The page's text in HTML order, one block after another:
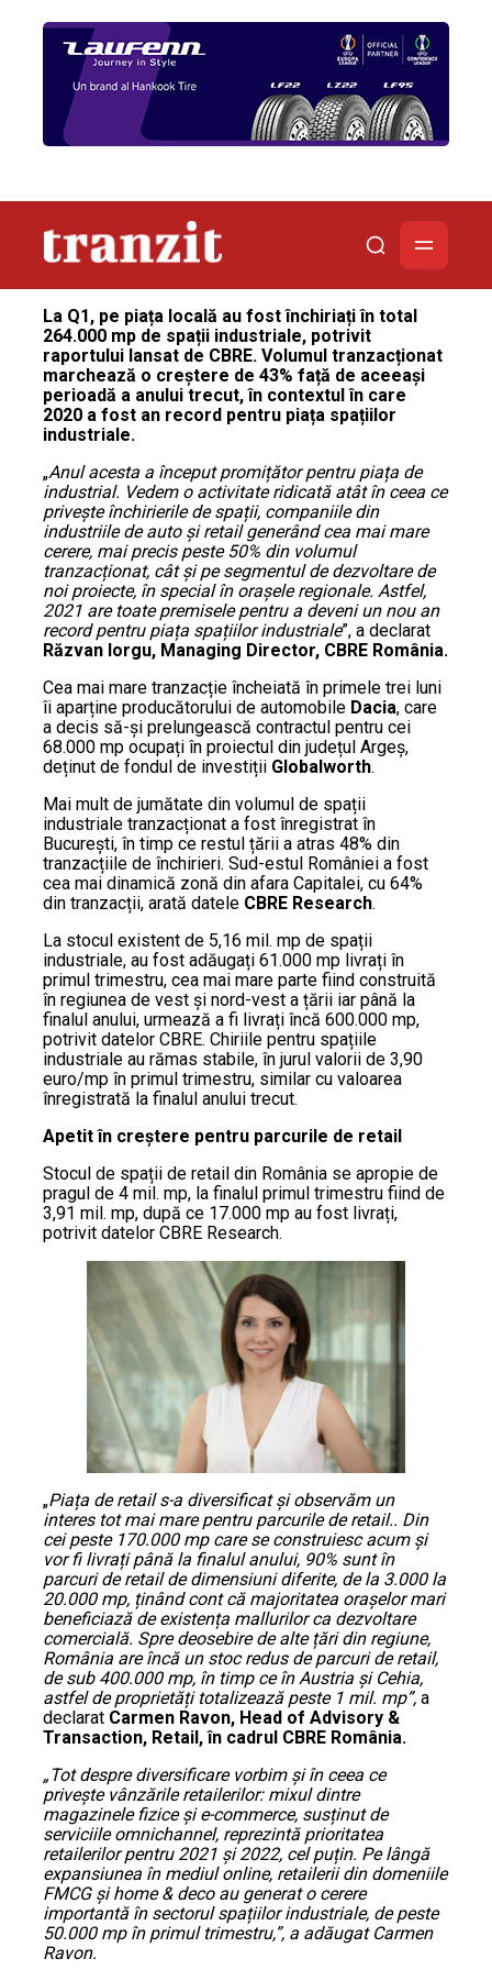
La Q1, pe piața locală au fost închiriați în total
264.000 mp de spații industriale, potrivit
raportului lansat de CBRE. Volumul tranzacționat
marchează o creștere de 43% față de aceeași
perioadă a anului trecut, în contextul în care
2020 a fost an record pentru piața spațiilor
industriale.
„Anul acesta a început promițător pentru piața de
industrial. Vedem o activitate ridicată atât în ceea ce
privește închirierile de spații, companiile din
industriile de auto și retail generând cea mai mare
cerere, mai precis peste 50% din volumul
tranzacționat, cât și pe segmentul de dezvoltare de
noi proiecte, în special în orașele regionale. Astfel,
2021 are toate premisele pentru a deveni un nou an
record pentru piața spațiilor industriale”, a declarat
Răzvan Iorgu, Managing Director, CBRE România.
Cea mai mare tranzacție încheiată în primele trei luni
îi aparține producătorului de automobile Dacia, care
a decis să-și prelungească contractul pentru cei
68.000 mp ocupați în proiectul din județul Argeș,
deținut de fondul de investiții Globalworth.
Mai mult de jumătate din volumul de spații
industriale tranzacționat a fost înregistrat în
București, în timp ce restul țării a atras 48% din
tranzacțiile de închirieri. Sud-estul României a fost
cea mai dinamică zonă din afara Capitalei, cu 64%
din tranzacții, arată datele CBRE Research.
La stocul existent de 5,16 mil. mp de spații
industriale, au fost adăugați 61.000 mp livrați în
primul trimestru, cea mai mare parte fiind construită
în regiunea de vest și nord-vest a țării iar până la
finalul anului, urmează a fi livrați încă 600.000 mp,
potrivit datelor CBRE. Chiriile pentru spațiile
industriale au rămas stabile, în jurul valorii de 3,90
euro/mp în primul trimestru, similar cu valoarea
înregistrată la finalul anului trecut.
Apetit în creștere pentru parcurile de retail
Stocul de spații de retail din România se apropie de
pragul de 4 mil. mp, la finalul primul trimestru fiind de
3,91 mil. mp, după ce 17.000 mp au fost livrați,
potrivit datelor CBRE Research.
„Piața de retail s-a diversificat și observăm un
interes tot mai mare pentru parcurile de retail.. Din
cei peste 170.000 mp care se construiesc acum și
vor fi livrați până la finalul anului, 90% sunt în
parcuri de retail de dimensiuni diferite, de la 3.000 la
20.000 mp, ținând cont că majoritatea orașelor mari
beneficiază de existența mallurilor ca dezvoltare
comercială. Spre deosebire de alte țări din regiune,
România are încă un stoc redus de parcuri de retail,
de sub 400.000 mp, în timp ce în Austria și Cehia,
astfel de proprietăți totalizează peste 1 mil. mp”, a
declarat Carmen Ravon, Head of Advisory &
Transaction, Retail, în cadrul CBRE România.
„Tot despre diversificare vorbim și în ceea ce
privește vânzările retailerilor: mixul dintre
magazinele fizice și e-commerce, susținut de
serviciile omnichannel, reprezintă prioritatea
retailerilor pentru 2021 și 2022, cel puțin. Pe lângă
expansiunea în mediul online, retailerii din domeniile
FMCG și home & deco au generat o cerere
importantă în sectorul spațiilor industriale, de peste
50.000 mp în primul trimestru,”, a adăugat Carmen
Ravon.